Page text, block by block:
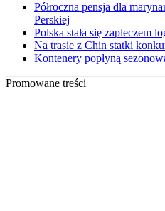
Półroczna pensja dla
Perskiej
Polska stała się zapleczem
Na trasie z Chin statki
Kontenery popłyną
Promowane treści